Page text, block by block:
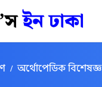
/ অর্থোপেডিক বিশেষজ্ঞ